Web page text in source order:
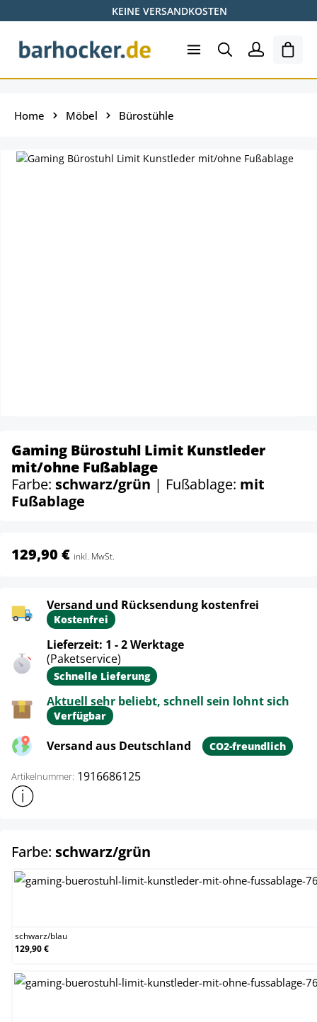
Zum Hauptinhalt springenKEINE VERSANDKOSTEN
Home Möbel Bürostühle
Gaming Bürostuhl Limit Kunstleder
mit/ohne Fußablage
Farbe: schwarz/grün | Fußablage: mit
Fußablage
129,90 € inkl. MwSt.
Versand und Rücksendung kostenfrei
Kostenfrei
Lieferzeit: 1 - 2 Werktage
(Paketservice)
Schnelle Lieferung
Aktuell sehr beliebt, schnell sein lohnt sich
Verfügbar
Versand aus Deutschland CO2-freundlich
Artikelnummer: 1916686125
Weitere Produktinformationen anzeigen
Farbe: schwarz/grün
schwarz/blau
129,90 €